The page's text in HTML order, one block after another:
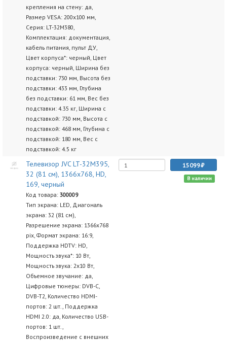
крепления на стену: да,
Размер VESA: 200x100 мм,
Серия: LT-32M380,
Комплектация: документация,
кабель питания, пульт ДУ,
Цвет корпуса*: черный, Цвет
корпуса: черный, Ширина без
подставки: 730 мм, Высота без
подставки: 433 мм, Глубина
без подставки: 61 мм, Вес без
подставки: 4.35 кг, Ширина с
подставкой: 730 мм, Высота с
подставкой: 468 мм, Глубина с
подставкой: 180 мм, Вес с
подставкой: 4.5 кг
Телевизор JVC LT-32M395,
32 (81 см), 1366x768, HD,
169, черный
Код товара: 300009
Тип экрана: LED, Диагональ
экрана: 32 (81 см),
Разрешение экрана: 1366x768
pix, Формат экрана: 16:9,
Поддержка HDTV: HD,
Мощность звука*: 10 Вт,
Мощность звука: 2х10 Вт,
Объемное звучание: да,
Цифровые тюнеры: DVB-C,
DVB-T2, Количество HDMI-
портов: 2 шт., Поддержка
HDMI 2.0: да, Количество USB-
портов: 1 шт.,
Воспроизведение с внешних
15099
В наличии